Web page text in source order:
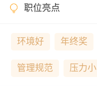
职位亮点
环境好 年终奖
管理规范 压力小